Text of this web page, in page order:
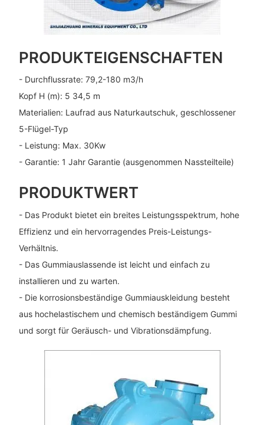
PRODUKTEIGENSCHAFTEN
- Durchflussrate: 79,2-180 m3/h
Kopf H (m): 5 34,5 m
Materialien: Laufrad aus Naturkautschuk, geschlossener
5-Flügel-Typ
- Leistung: Max. 30Kw
- Garantie: 1 Jahr Garantie (ausgenommen Nassteilteile)
PRODUKTWERT
- Das Produkt bietet ein breites Leistungsspektrum, hohe
Effizienz und ein hervorragendes Preis-Leistungs-
Verhältnis.
- Das Gummiauslassende ist leicht und einfach zu
installieren und zu warten.
- Die korrosionsbeständige Gummiauskleidung besteht
aus hochelastischem und chemisch beständigem Gummi
und sorgt für Geräusch- und Vibrationsdämpfung.